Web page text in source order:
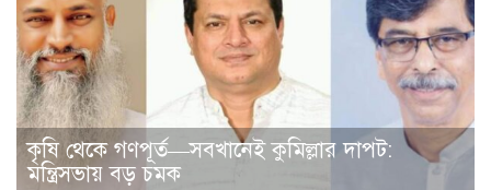
কৃষি থেকে গণপূর্ত—সবখানেই কুমিল্লার দাপট:
মন্ত্রিসভায় বড় চমক